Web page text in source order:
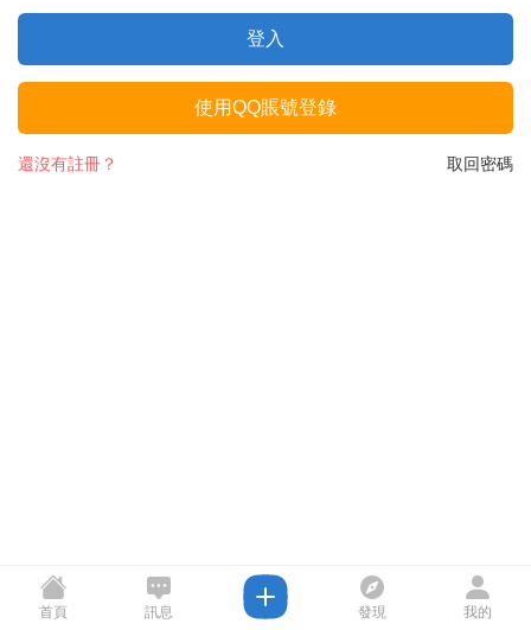
登入
使用QQ賬號登錄
取回密碼
還沒有註冊？
首頁 訊息 發現 我的